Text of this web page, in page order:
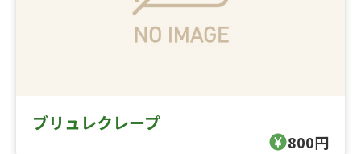
ブリュレクレープ
800円